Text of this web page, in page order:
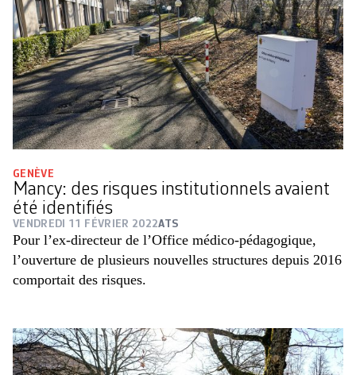
GENÈVE
Mancy: des risques institutionnels avaient
été identifiés
VENDREDI 11 FÉVRIER 2022ATS
Pour l’ex-directeur de l’Office médico-pédagogique,
l’ouverture de plusieurs nouvelles structures depuis 2016
comportait des risques.